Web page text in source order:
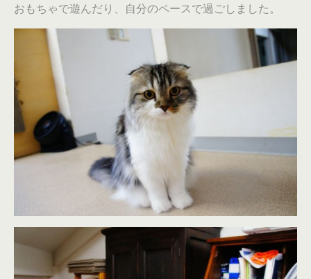
おもちゃで遊んだり、自分のペースで過ごしました。